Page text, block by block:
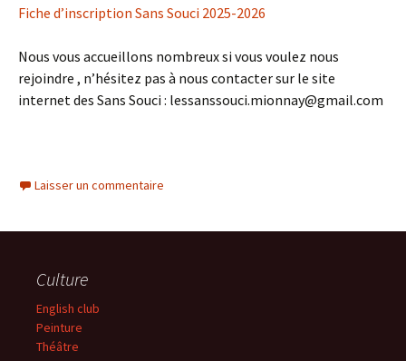
Fiche d’inscription Sans Souci 2025-2026
Nous vous accueillons nombreux si vous voulez nous
rejoindre , n’hésitez pas à nous contacter sur le site
internet des Sans Souci : lessanssouci.mionnay@gmail.com
Laisser un commentaire
Culture
English club
Peinture
Théâtre